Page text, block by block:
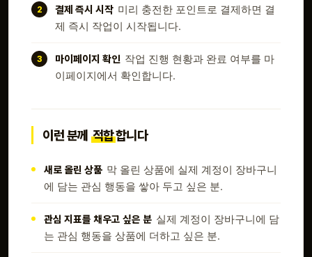
결제 즉시 시작 미리 충전한 포인트로 결제하면 결
제 즉시 작업이 시작됩니다.
마이페이지 확인 작업 진행 현황과 완료 여부를 마
이페이지에서 확인합니다.
이런 분께 적합합니다
새로 올린 상품 막 올린 상품에 실제 계정이 장바구니
에 담는 관심 행동을 쌓아 두고 싶은 분.
관심 지표를 채우고 싶은 분 실제 계정이 장바구니에 담
는 관심 행동을 상품에 더하고 싶은 분.